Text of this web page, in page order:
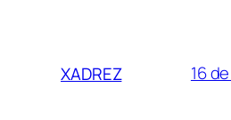
XADREZ 16